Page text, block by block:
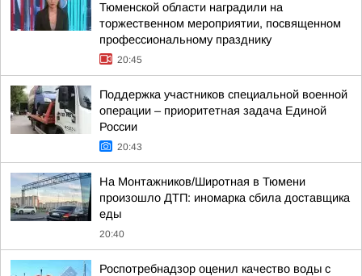
Тюменской области наградили на
торжественном мероприятии, посвященном
профессиональному празднику
20:45
Поддержка участников специальной военной
операции – приоритетная задача Единой
России
20:43
На Монтажников/Широтная в Тюмени
произошло ДТП: иномарка сбила доставщика
еды
20:40
Роспотребнадзор оценил качество воды с